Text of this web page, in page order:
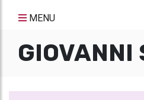
MENU
GIOVANNI